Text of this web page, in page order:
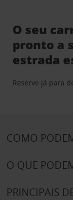
O seu
pronto a
estrada
Reserve já para
COMO
O QUE
PRINCIPAIS